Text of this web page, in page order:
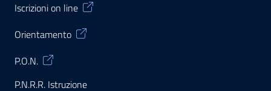
Iscrizioni on line
Orientamento
P.O.N.
P.N.R.R. Istruzione